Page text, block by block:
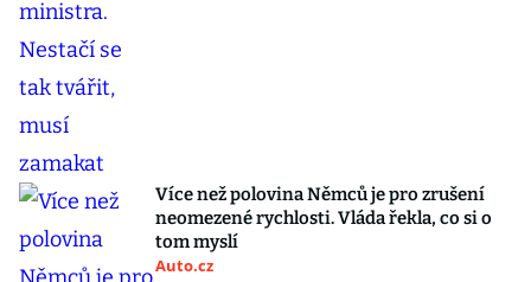
Více než polovina Němců je pro zrušení
neomezené rychlosti. Vláda řekla, co si o
tom myslí
Auto.cz